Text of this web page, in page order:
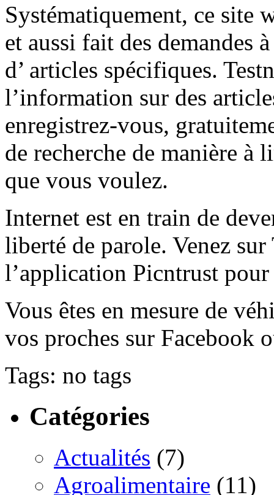
Systématiquement, ce site
et aussi fait des demandes
d’ articles spécifiques.
l’information sur des
enregistrez-vous,
de recherche de manière à
que vous voulez.
Internet est en train de
liberté de parole. Venez
l’application Picntrust
Vous êtes en mesure de
vos proches sur Facebook
Tags: no tags
Catégories
Actualités (7)
Agroalimentaire (11)